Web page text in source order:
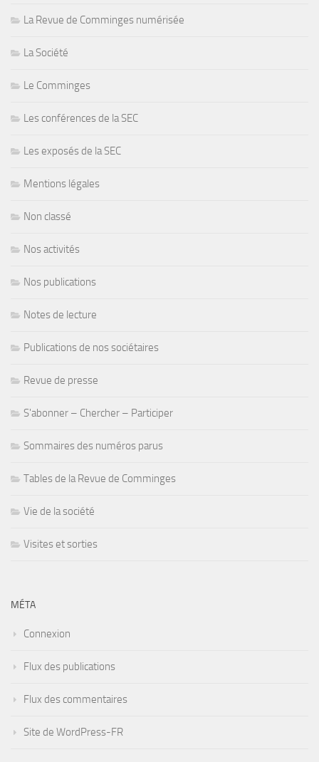
La Revue de Comminges numérisée
La Société
Le Comminges
Les conférences de la SEC
Les exposés de la SEC
Mentions légales
Non classé
Nos activités
Nos publications
Notes de lecture
Publications de nos sociétaires
Revue de presse
S'abonner – Chercher – Participer
Sommaires des numéros parus
Tables de la Revue de Comminges
Vie de la société
Visites et sorties
MÉTA
Connexion
Flux des publications
Flux des commentaires
Site de WordPress-FR